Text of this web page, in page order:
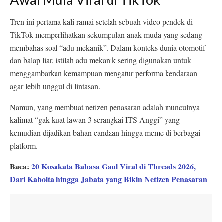
Tren ini pertama kali ramai setelah sebuah video pendek di
TikTok memperlihatkan sekumpulan anak muda yang sedang
membahas soal “adu mekanik”. Dalam konteks dunia otomotif
dan balap liar, istilah adu mekanik sering digunakan untuk
menggambarkan kemampuan mengatur performa kendaraan
agar lebih unggul di lintasan.
Namun, yang membuat netizen penasaran adalah munculnya
kalimat “gak kuat lawan 3 serangkai ITS Anggi” yang
kemudian dijadikan bahan candaan hingga meme di berbagai
platform.
Baca: 20 Kosakata Bahasa Gaul Viral di Threads 2026,
Dari Kabolta hingga Jabata yang Bikin Netizen Penasaran